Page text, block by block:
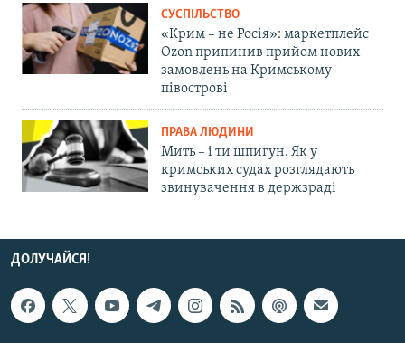
СУСПІЛЬСТВО
«Крим – не Росія»: маркетплейс
Ozon припинив прийом нових
замовлень на Кримському
півострові
ПРАВА ЛЮДИНИ
Мить – і ти шпигун. Як у
кримських судах розглядають
звинувачення в держзраді
ДОЛУЧАЙСЯ!